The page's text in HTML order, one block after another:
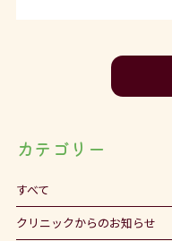
カテゴリー
すべて
クリニックからのお知らせ